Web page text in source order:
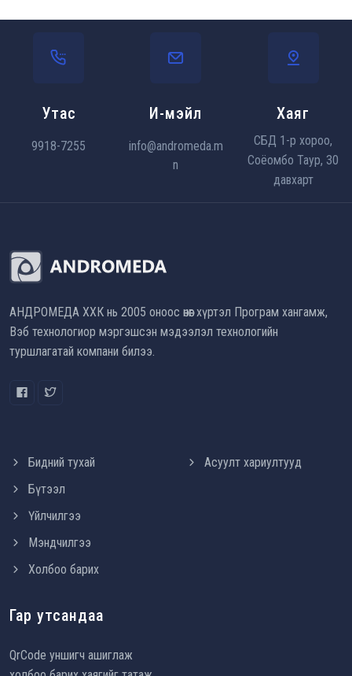
Утас
9918-7255
И-мэйл
info@andromeda.m
n
Хаяг
СБД 1-р хороо,
Соёомбо Таур, 30
давхарт
АНДРОМЕДА ХХК нь 2005 оноос өнөөг хүртэл Програм хангамж,
Вэб технологиор мэргэшсэн мэдээлэл технологийн
туршлагатай компани билээ.
Бидний тухай
Бүтээл
Үйлчилгээ
Мэндчилгээ
Холбоо барих
Асуулт хариултууд
Гар утсандаа
QrCode уншигч ашиглаж